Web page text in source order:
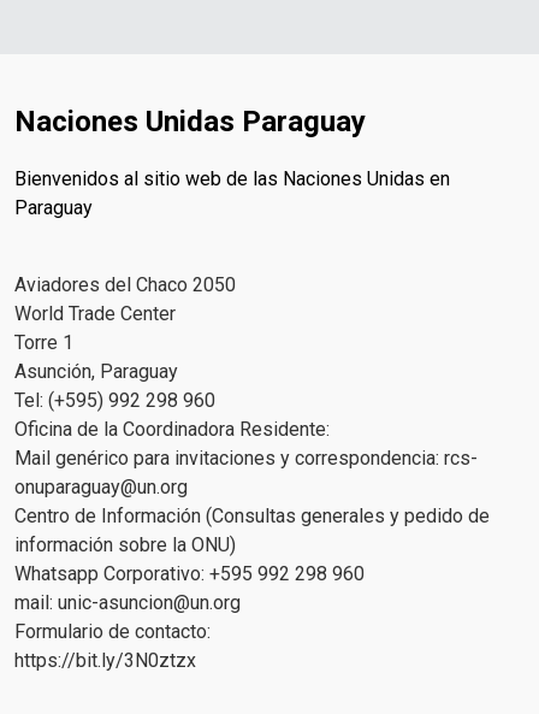
Naciones Unidas Paraguay
Bienvenidos al sitio web de las Naciones Unidas en
Paraguay
Aviadores del Chaco 2050
World Trade Center
Torre 1
Asunción, Paraguay
Tel: (+595) 992 298 960
Oficina de la Coordinadora Residente:
Mail genérico para invitaciones y correspondencia: rcs-
onuparaguay@un.org
Centro de Información (Consultas generales y pedido de
información sobre la ONU)
Whatsapp Corporativo: +595 992 298 960
mail: unic-asuncion@un.org
Formulario de contacto:
https://bit.ly/3N0ztzx